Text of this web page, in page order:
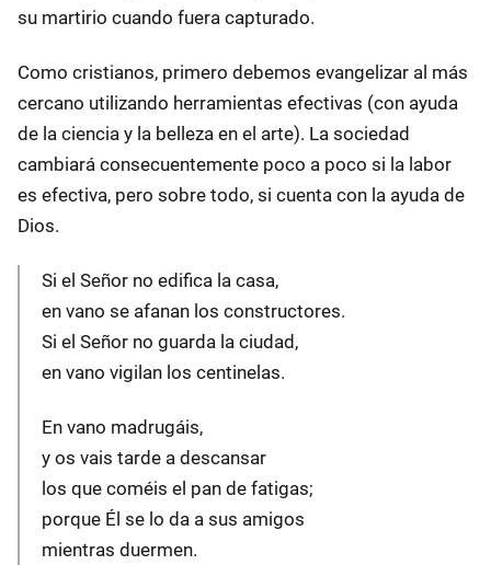
su martirio cuando fuera capturado.
Como cristianos, primero debemos evangelizar al más
cercano utilizando herramientas efectivas (con ayuda
de la ciencia y la belleza en el arte). La sociedad
cambiará consecuentemente poco a poco si la labor
es efectiva, pero sobre todo, si cuenta con la ayuda de
Dios.
Si el Señor no edifica la casa,
en vano se afanan los constructores.
Si el Señor no guarda la ciudad,
en vano vigilan los centinelas.
En vano madrugáis,
y os vais tarde a descansar
los que coméis el pan de fatigas;
porque Él se lo da a sus amigos
mientras duermen.